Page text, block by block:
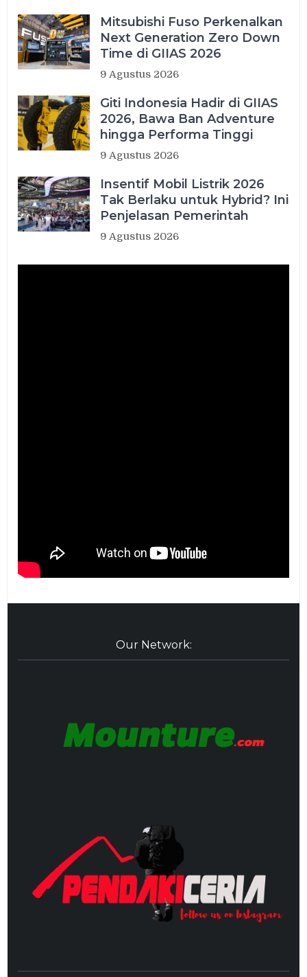
Mitsubishi Fuso Perkenalkan
Next Generation Zero Down
Time di GIIAS 2026
9 Agustus 2026
Giti Indonesia Hadir di GIIAS
2026, Bawa Ban Adventure
hingga Performa Tinggi
9 Agustus 2026
Insentif Mobil Listrik 2026
Tak Berlaku untuk Hybrid? Ini
Penjelasan Pemerintah
9 Agustus 2026
Our Network: